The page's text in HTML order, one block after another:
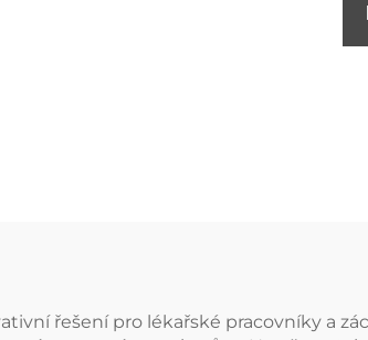
řešení pro lékařské pracovníky a